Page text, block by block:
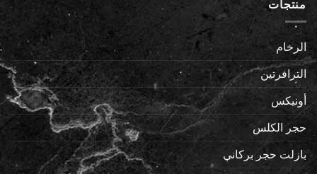
منتجات
الرخام
الترافرتين
أونيكس
حجر الكلس
بازلت حجر بركاني